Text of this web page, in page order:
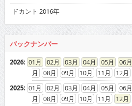
ドカント 2016年
バックナンバー
2026: 01 02 03 04 05 06
08
09 10 11
12
2025: 01 02 03 04 05 06
08
09 10 11
12